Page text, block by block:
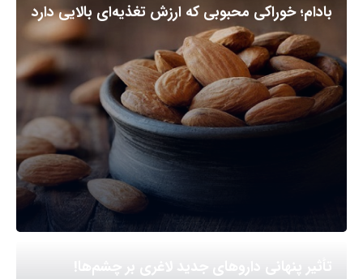
بادام؛ خوراکی محبوبی که ارزش تغذیه‌ای بالایی دارد
تأثیر پنهانی داروهای جدید لاغری بر چشم‌ها!